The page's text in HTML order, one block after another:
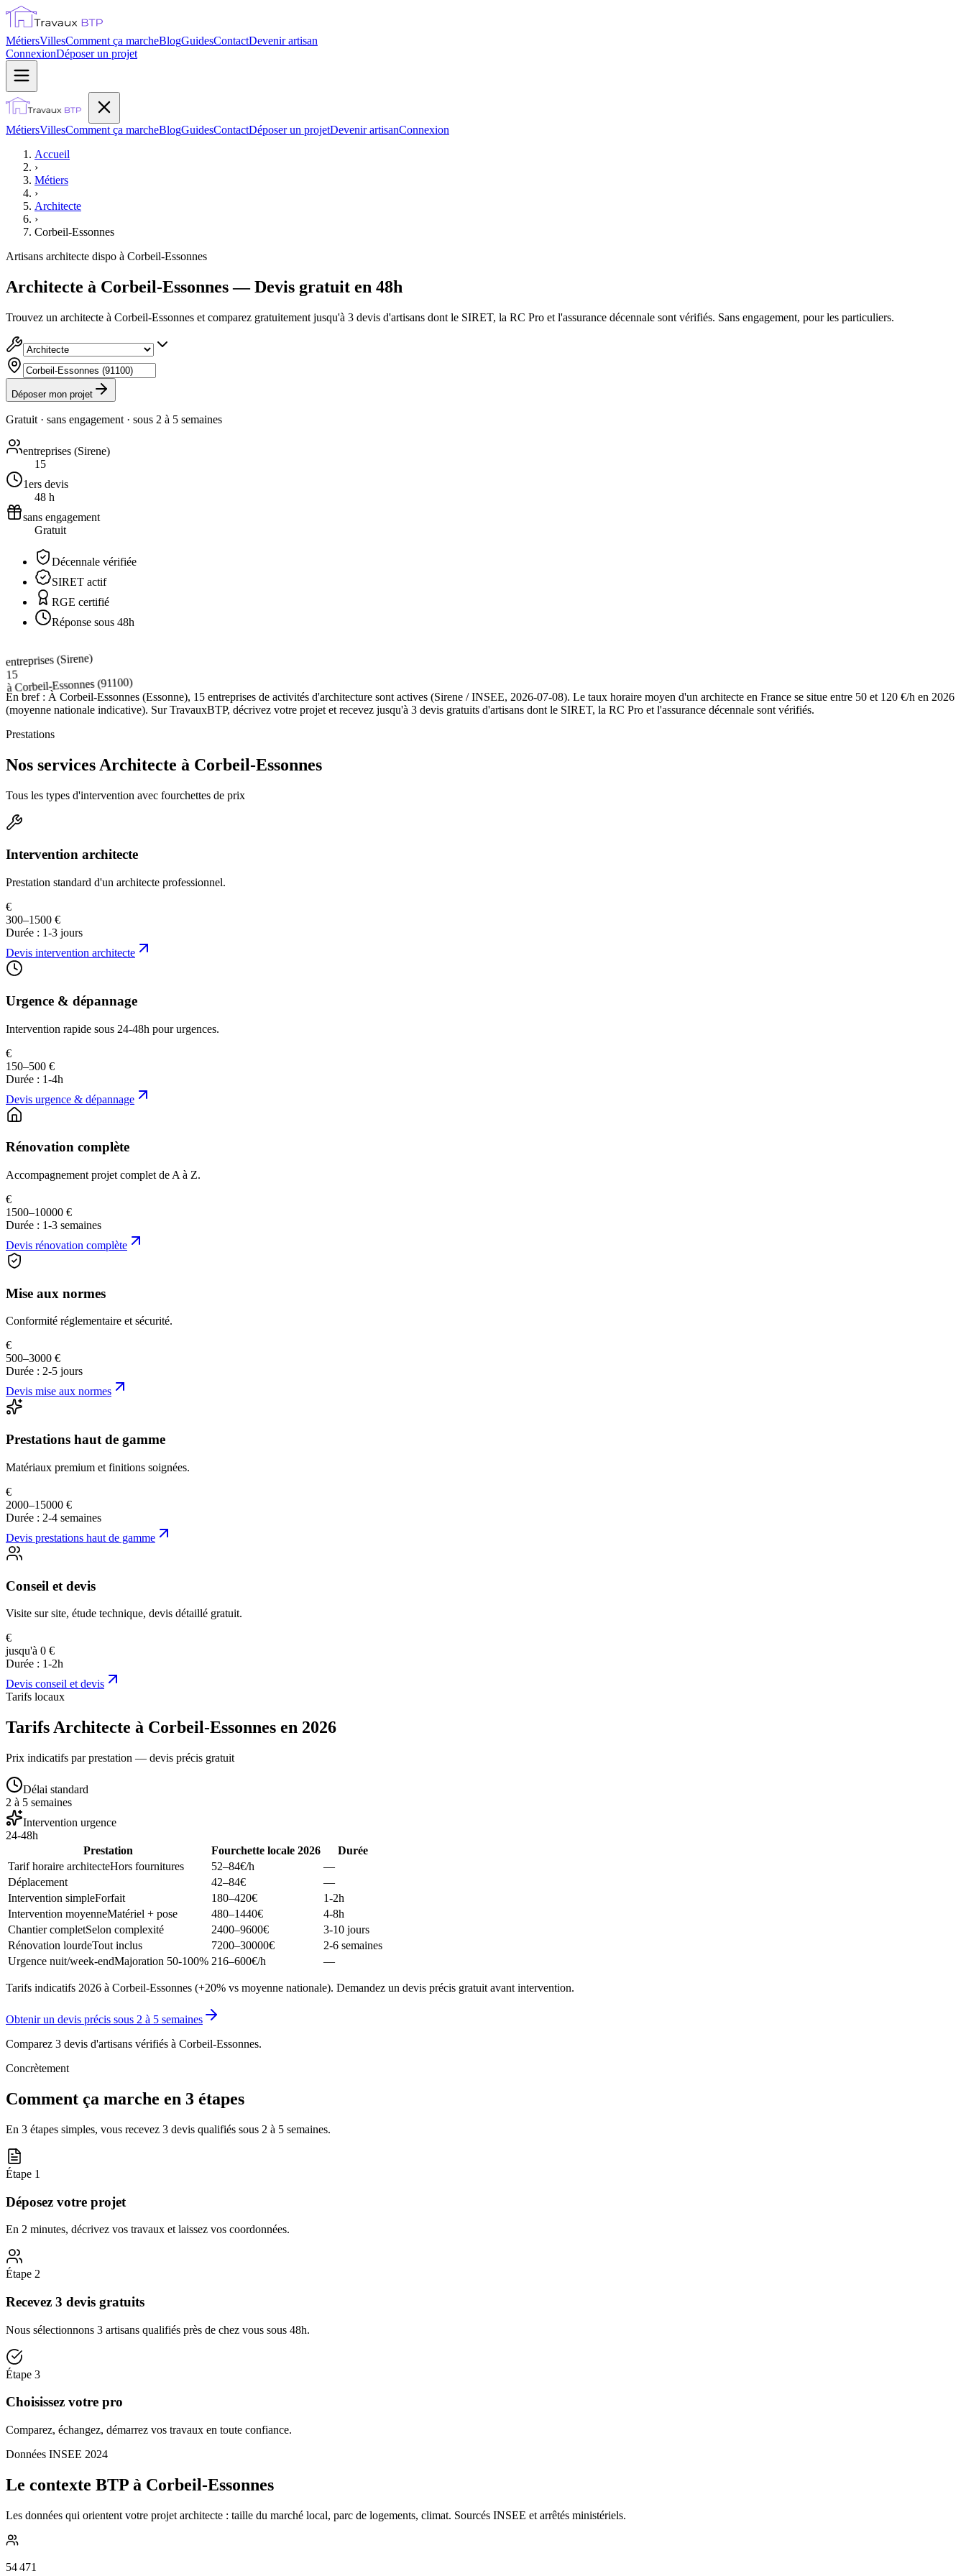
MétiersVillesComment ça marcheBlogGuidesContactDevenir artisan
ConnexionDéposer un projet
MétiersVillesComment ça marcheBlogGuidesContactDéposer un projetDevenir artisanConnexion
Accueil
›
Métiers
›
Architecte
›
Corbeil-Essonnes
Artisans architecte dispo à Corbeil-Essonnes
Architecte à Corbeil-Essonnes — Devis gratuit en 48h
Trouvez un architecte à Corbeil-Essonnes et comparez gratuitement jusqu'à 3 devis d'artisans dont le SIRET, la RC Pro et l'assurance décennale sont vérifiés. Sans engagement, pour les particuliers.
Déposer mon projet
Gratuit · sans engagement · sous 2 à 5 semaines
entreprises (Sirene)
15
1ers devis
48 h
sans engagement
Gratuit
Décennale vérifiée
SIRET actif
RGE certifié
Réponse sous 48h
entreprises (Sirene)
15
àCorbeil-Essonnes(91100)
En bref : À Corbeil-Essonnes (Essonne), 15 entreprises de activités d'architecture sont actives (Sirene / INSEE, 2026-07-08). Le taux horaire moyen d'un architecte en France se situe entre 50 et 120 €/h en 2026
(moyenne nationale indicative). Sur TravauxBTP, décrivez votre projet et recevez jusqu'à 3 devis gratuits d'artisans dont le SIRET, la RC Pro et l'assurance décennale sont vérifiés.
Prestations
Nos services Architecte à Corbeil-Essonnes
Tous les types d'intervention avec fourchettes de prix
Intervention architecte
Prestation standard d'un architecte professionnel.
€
300–1500 €
Durée : 1-3 jours
Devis intervention architecte
Urgence & dépannage
Intervention rapide sous 24-48h pour urgences.
€
150–500 €
Durée : 1-4h
Devis urgence & dépannage
Rénovation complète
Accompagnement projet complet de A à Z.
€
1500–10000 €
Durée : 1-3 semaines
Devis rénovation complète
Mise aux normes
Conformité réglementaire et sécurité.
€
500–3000 €
Durée : 2-5 jours
Devis mise aux normes
Prestations haut de gamme
Matériaux premium et finitions soignées.
€
2000–15000 €
Durée : 2-4 semaines
Devis prestations haut de gamme
Conseil et devis
Visite sur site, étude technique, devis détaillé gratuit.
€
jusqu'à 0 €
Durée : 1-2h
Devis conseil et devis
Tarifs locaux
Tarifs Architecte à Corbeil-Essonnes en 2026
Prix indicatifs par prestation — devis précis gratuit
Délai standard
2 à 5 semaines
Intervention urgence
24-48h
Prestation
Fourchette locale 2026
Durée
Tarif horaire architecteHors fournitures 52–84€/h
—
Déplacement
42–84€
—
Intervention simpleForfait 180–420€
1-2h
Intervention moyenneMatériel + pose 480–1440€
4-8h
Chantier completSelon complexité 2400–9600€
3-10 jours
Rénovation lourdeTout inclus 7200–30000€
2-6 semaines
Urgence nuit/week-endMajoration 50-100% 216–600€/h —
Tarifs indicatifs 2026 à Corbeil-Essonnes (+20% vs moyenne nationale). Demandez un devis précis gratuit avant intervention.
Obtenir un devis précis sous 2 à 5 semaines
Comparez 3 devis d'artisans vérifiés à Corbeil-Essonnes.
Concrètement
Comment ça marche en 3 étapes
En 3 étapes simples, vous recevez 3 devis qualifiés sous 2 à 5 semaines.
Étape 1
Déposez votre projet
En 2 minutes, décrivez vos travaux et laissez vos coordonnées.
Étape 2
Recevez 3 devis gratuits
Nous sélectionnons 3 artisans qualifiés près de chez vous sous 48h.
Étape 3
Choisissez votre pro
Comparez, échangez, démarrez vos travaux en toute confiance.
Données INSEE 2024
Le contexte BTP à Corbeil-Essonnes
Les données qui orientent votre projet architecte : taille du marché local, parc de logements, climat. Sourcés INSEE et arrêtés ministériels.
54 471